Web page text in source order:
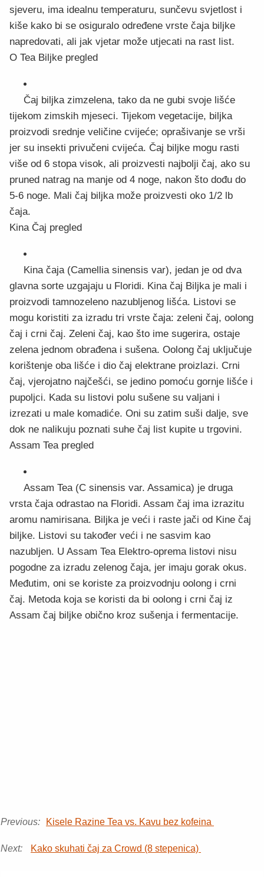
sjeveru, ima idealnu temperaturu, sunčevu svjetlost i
kiše kako bi se osiguralo određene vrste čaja biljke
napredovati, ali jak vjetar može utjecati na rast list.
O Tea Biljke pregled
Čaj biljka zimzelena, tako da ne gubi svoje lišće
tijekom zimskih mjeseci. Tijekom vegetacije, biljka
proizvodi srednje veličine cvijeće; oprašivanje se vrši
jer su insekti privučeni cvijeća. Čaj biljke mogu rasti
više od 6 stopa visok, ali proizvesti najbolji čaj, ako su
pruned natrag na manje od 4 noge, nakon što dođu do
5-6 noge. Mali čaj biljka može proizvesti oko 1/2 lb
čaja.
Kina Čaj pregled
Kina čaja (Camellia sinensis var), jedan je od dva
glavna sorte uzgajaju u Floridi. Kina čaj Biljka je mali i
proizvodi tamnozeleno nazubljenog lišća. Listovi se
mogu koristiti za izradu tri vrste čaja: zeleni čaj, oolong
čaj i crni čaj. Zeleni čaj, kao što ime sugerira, ostaje
zelena jednom obrađena i sušena. Oolong čaj uključuje
korištenje oba lišće i dio čaj elektrane proizlazi. Crni
čaj, vjerojatno najčešći, se jedino pomoću gornje lišće i
pupoljci. Kada su listovi polu sušene su valjani i
izrezati u male komadiće. Oni su zatim suši dalje, sve
dok ne nalikuju poznati suhe čaj list kupite u trgovini.
Assam Tea pregled
Assam Tea (C sinensis var. Assamica) je druga
vrsta čaja odrastao na Floridi. Assam čaj ima izrazitu
aromu namirisana. Biljka je veći i raste jači od Kine čaj
biljke. Listovi su također veći i ne sasvim kao
nazubljen. U Assam Tea Elektro-oprema listovi nisu
pogodne za izradu zelenog čaja, jer imaju gorak okus.
Međutim, oni se koriste za proizvodnju oolong i crni
čaj. Metoda koja se koristi da bi oolong i crni čaj iz
Assam čaj biljke obično kroz sušenja i fermentacije.
Previous: Kisele Razine Tea vs. Kavu bez kofeina
Next: Kako skuhati čaj za Crowd (8 stepenica)